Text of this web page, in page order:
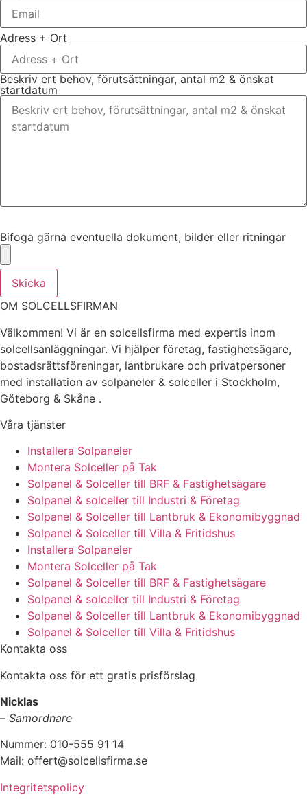
Adress + Ort
Beskriv ert behov, förutsättningar, antal m2 & önskat
startdatum
Bifoga gärna eventuella dokument, bilder eller ritningar
Skicka
OM SOLCELLSFIRMAN
Välkommen! Vi är en solcellsfirma med expertis inom
solcellsanläggningar. Vi hjälper företag, fastighetsägare,
bostadsrättsföreningar, lantbrukare och privatpersoner
med installation av solpaneler & solceller i Stockholm,
Göteborg & Skåne .
Våra tjänster
Installera Solpaneler
Montera Solceller på Tak
Solpanel & Solceller till BRF & Fastighetsägare
Solpanel & solceller till Industri & Företag
Solpanel & Solceller till Lantbruk & Ekonomibyggnad
Solpanel & Solceller till Villa & Fritidshus
Installera Solpaneler
Montera Solceller på Tak
Solpanel & Solceller till BRF & Fastighetsägare
Solpanel & solceller till Industri & Företag
Solpanel & Solceller till Lantbruk & Ekonomibyggnad
Solpanel & Solceller till Villa & Fritidshus
Kontakta oss
Kontakta oss för ett gratis prisförslag
Nicklas
– Samordnare
Nummer: 010-555 91 14
Mail: offert@solcellsfirma.se
Integritetspolicy